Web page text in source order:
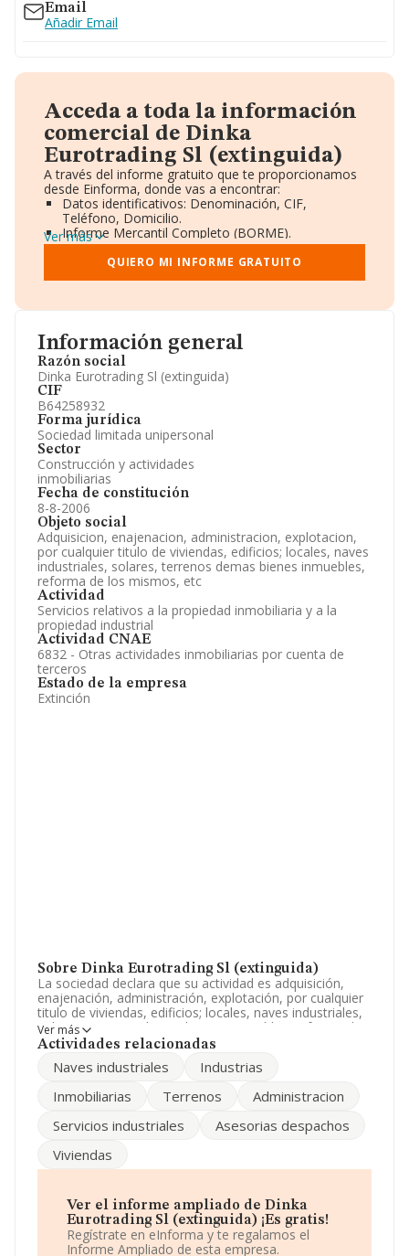
Información general
Razón social
Dinka Eurotrading Sl (extinguida)
CIF
B64258932
Forma jurídica
Sociedad limitada unipersonal
Sector
Construcción y actividades
inmobiliarias
Fecha de constitución
8-8-2006
Objeto social
Adquisicion, enajenacion, administracion, explotacion,
por cualquier titulo de viviendas, edificios; locales, naves
industriales, solares, terrenos demas bienes inmuebles,
reforma de los mismos, etc
Actividad
Servicios relativos a la propiedad inmobiliaria y a la
propiedad industrial
Actividad CNAE
6832 - Otras actividades inmobiliarias por cuenta de
terceros
Estado de la empresa
Extinción
Sobre Dinka Eurotrading Sl (extinguida)
La sociedad declara que su actividad es adquisición,
enajenación, administración, explotación, por cualquier
titulo de viviendas, edificios; locales, naves industriales,
solares, terrenos demas bienes inmuebles, reforma de
los mismos, etc. La empresa aparece inscrita en el
corresponde a 6832 con código 'Gestión y
no tiene actividad en mercados exteriores.
La empresa Dinka Eurotrading S.L (extinguida), NIF
Camojan núm. 7 3, (29602), Marbella, Málaga,
Andalucía.
Con los datos a disposición de INFORMA sobre 36.850
empresas pertenecientes al sector, la facturación en el
ámbito nacional alcanza los 5.912 millones de euros y la
media entre todas las compañías es de 160 mil euros
Ver más
Actividades relacionadas
Naves industriales
Industrias
Inmobiliarias
Terrenos
Administracion
Servicios industriales
Asesorias despachos
Viviendas
Ver el informe ampliado de Dinka
Eurotrading Sl (extinguida) ¡Es gratis!
Regístrate en eInforma y te regalamos el
Informe Ampliado de esta empresa.
Email
Añadir Email
Acceda a toda la información
comercial de Dinka
Eurotrading Sl (extinguida)
A través del informe gratuito que te proporcionamos
desde Einforma, donde vas a encontrar:
Datos identificativos: Denominación, CIF,
Teléfono, Domicilio.
Informe Mercantil Completo (BORME).
Gráficos de Evolución Ventas y Empleados.
Consejo de Administración y Administradores.
Directivos y Ejecutivos.
Información oficial y registral complementaria.
Ver más
QUIERO MI INFORME GRATUITO